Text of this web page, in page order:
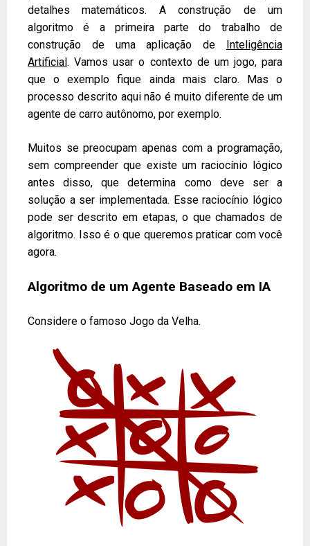
detalhes matemáticos. A construção de um
algoritmo é a primeira parte do trabalho de
construção de uma aplicação de Inteligência
Artificial. Vamos usar o contexto de um jogo, para
que o exemplo fique ainda mais claro. Mas o
processo descrito aqui não é muito diferente de um
agente de carro autônomo, por exemplo.
Muitos se preocupam apenas com a programação,
sem compreender que existe um raciocínio lógico
antes disso, que determina como deve ser a
solução a ser implementada. Esse raciocínio lógico
pode ser descrito em etapas, o que chamados de
algoritmo. Isso é o que queremos praticar com você
agora.
Algoritmo de um Agente Baseado em IA
Considere o famoso Jogo da Velha.